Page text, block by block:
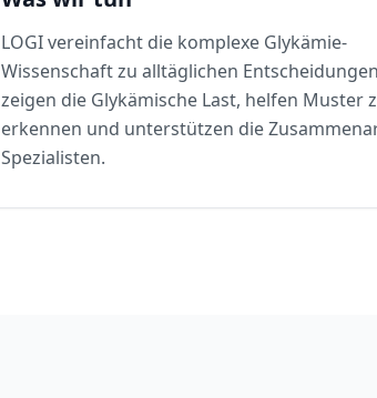
LOGI vereinfacht die komplexe Glykämie-
Wissenschaft zu alltäglichen
zeigen die Glykämische Last, helfen Muster
erkennen und unterstützen die
Spezialisten.